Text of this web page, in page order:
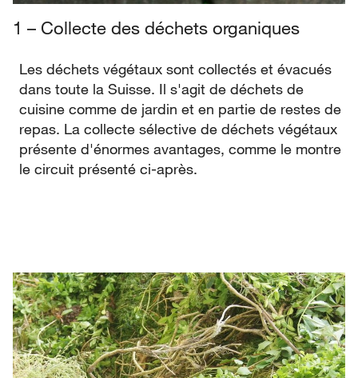
1 – Collecte des déchets organiques
Les déchets végétaux sont collectés et évacués
dans toute la Suisse. Il s'agit de déchets de
cuisine comme de jardin et en partie de restes de
repas. La collecte sélective de déchets végétaux
présente d'énormes avantages, comme le montre
le circuit présenté ci-après.